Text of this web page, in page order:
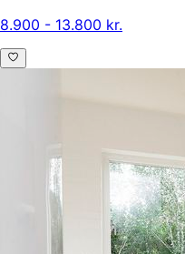
8.900 - 13.800 kr.